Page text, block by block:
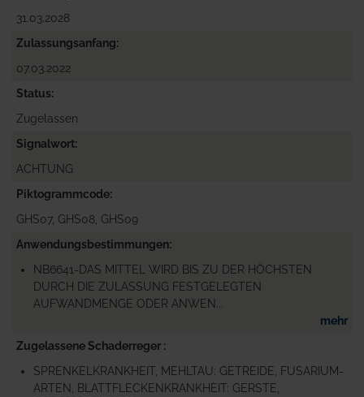
31.03.2028
Zulassungsanfang
07.03.2022
Status
Zugelassen
Signalwort
ACHTUNG
Piktogrammcode
GHS07, GHS08, GHS09
Anwendungsbestimmungen
NB6641-DAS MITTEL WIRD BIS ZU DER HÖCHSTEN
DURCH DIE ZULASSUNG FESTGELEGTEN
AUFWANDMENGE ODER ANWEN...
mehr
Zugelassene Schaderreger
SPRENKELKRANKHEIT, MEHLTAU: GETREIDE, FUSARIUM-
ARTEN, BLATTFLECKENKRANKHEIT: GERSTE,